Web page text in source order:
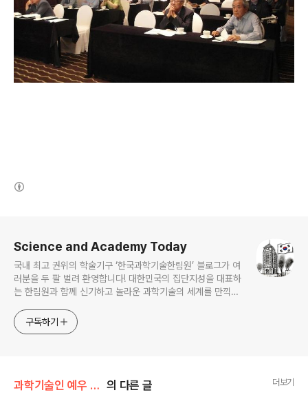
Science and Academy Today
국내 최고 권위의 학술기구 ‘한국과학기술한림원’ 블로그가 여
러분을 두 팔 벌려 환영합니다! 대한민국의 집단지성을 대표하
는 한림원과 함께 신기하고 놀라운 과학기술의 세계를 만끽하
구독하기
과학기술인 예우 및 시상/과학기술유공자 예우 및 지원 의 다른 글 더보기